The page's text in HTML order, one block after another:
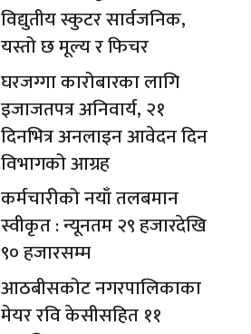
विद्युतीय स्कुटर सार्वजनिक,
यस्तो छ मूल्य र फिचर
घरजग्गा कारोबारका लागि
इजाजतपत्र अनिवार्य, २१
दिनभित्र अनलाइन आवेदन दिन
विभागको आग्रह
कर्मचारीको नयाँ तलबमान
स्वीकृत : न्यूनतम २९ हजारदेखि
९० हजारसम्म
आठबीसकोट नगरपालिकाका
मेयर रवि केसीसहित ११